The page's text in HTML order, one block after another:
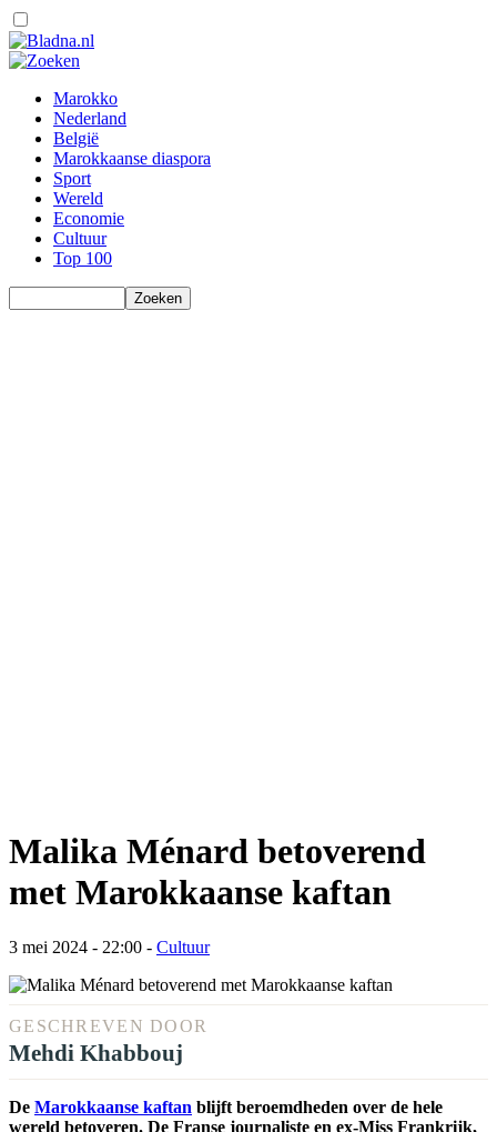
Marokko
Nederland
België
Marokkaanse diaspora
Sport
Wereld
Economie
Cultuur
Top 100
Malika Ménard betoverend
met Marokkaanse kaftan
3 mei 2024 - 22:00 - Cultuur
GESCHREVEN DOOR
Mehdi Khabbouj
De Marokkaanse kaftan blijft beroemdheden over de hele
wereld betoveren. De Franse journaliste en ex-Miss Frankrijk,